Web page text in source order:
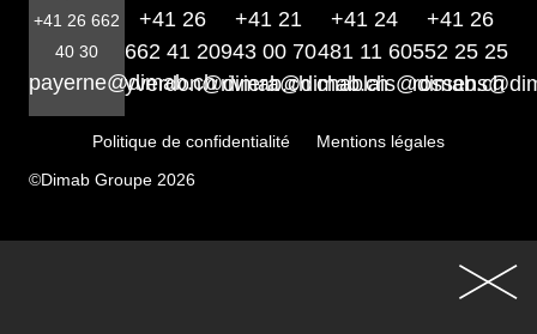
+41 26 662
40 30
payerne@dimab.ch
+41 26
662 41 20
yverdon@dimab.ch
+41 21
943 00 70
riviera@dimab.ch
+41 24
481 11 60
chablais@dimab.ch
+41 26
552 25 25
Politique de confidentialité
Mentions légales
©Dimab Groupe 2026